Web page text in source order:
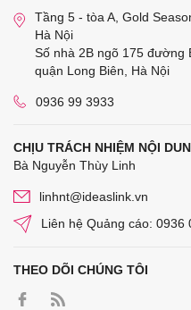
Tầng 5 - tòa A, Gold
Hà Nội
Số nhà 2B ngõ 175 đường
quận Long Biên, Hà Nội
0936 99 3933
CHỊU TRÁCH NHIỆM NỘI
Bà Nguyễn Thùy Linh
linhnt@ideaslink.vn
Liên hệ Quảng cáo: 0936
THEO DÕI CHÚNG TÔI